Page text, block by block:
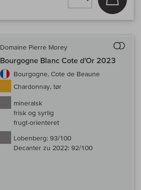
Domaine Pierre Morey
Bourgogne Blanc Cote d'Or 2023
Bourgogne, Cote de Beaune
Chardonnay, tør
mineralsk
frisk og syrlig
frugt-orienteret
Lobenberg: 93/100
Decanter zu 2022: 92/100